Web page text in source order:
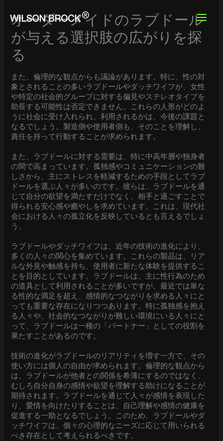
content
オーダーメイドのラブドール
が与える選択肢の広がりを探
る
また、倫理的な観点からも議論があります。特に、性の対
象とされることの多いラブドールやダッチワイフが、女性
や特定の社会的グループに対する偏見やステレオタイプを
助長する可能性は否定できません。これらの人形がどのよ
うに社会に受け入れられ、利用されるかは、今後の課題と
なるでしょう。製造側や使用者側も、そのことを理解し、
責任を持って行動することが求められます。
また、ラブドールに対する需要は、特に中高年層や独身者
の間で高まっています。孤独感やコミュニケーションの難
しさから、主にストレスを軽減するための手段としてラブ
ドールを選ぶ人々が多いのです。彼らは、ラブドールを通
じて自分の欲望を満たすだけでなく、相手と過ごすことで
得られる安心感や癒やしを求めています。これは、現代社
会における人々の孤立化を反映しているとも言えるでしょ
う。
ラブドールやダッチワイフは、近年の技術の進化により、
多くの人々の関心を集めています。これらの製品は、リア
ルな外見や触感を持ち、使用者に新たな体験を提供するこ
とを目的としています。ラブドールは、主に性行為のため
の道具として利用されることが多いですが、最近では単な
る性的な満足を超え、感情的なつながりを求める人々にと
っても重要な存在になりつつあります。特に孤独感を抱え
る人々や、社会的なつながりが難しい環境にいる人々にと
って、ラブドールは一種の「パートナー」としての役割を
果たすことがあるのです。
技術の進化がラブドールのリアリティを増す一方で、その
使い方には個人の自由が求められます。倫理的な観点から
は、ラブドールが他者との関係を希薄にするのではなく、
むしろ自分自身の感情や欲望を理解する助けになることが
期待されます。ラブドールを通じて人々が感情を表現した
り、愛情を向けたりすることは、自己理解や感情の健康を
促進する一助となるでしょう。このため、ラブドールやダ
ッチワイフは、個々の心理的なニーズに応じて用いられる
べき存在として考えられるべきです。